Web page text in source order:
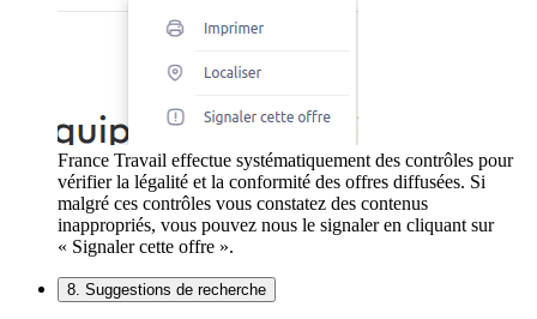
France Travail effectue systématiquement des contrôles pour
vérifier la légalité et la conformité des offres diffusées. Si
malgré ces contrôles vous constatez des contenus
inappropriés, vous pouvez nous le signaler en cliquant sur
« Signaler cette offre ».
8. Suggestions de recherche